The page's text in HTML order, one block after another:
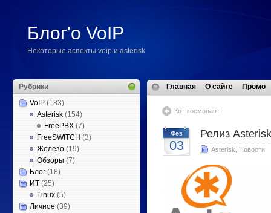
Блог'о VoIP
Некоторые аспекты voip и asterisk
Рубрики
VoIP (183)
Asterisk (154)
FreePBX (7)
FreeSWITCH (3)
Железо (19)
Обзоры (7)
Блог (18)
ИТ (25)
Linux (5)
Личное (39)
Главная О сайте Промо
Кот-космонавт
Фев
03
Релиз
Asterisk Новости